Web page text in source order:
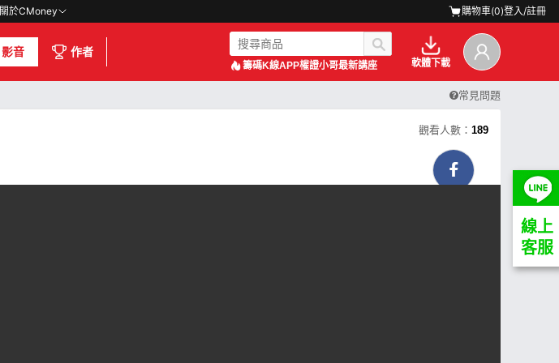
關於CMoney 購物車(0)登入/註冊
影音 作者
籌碼K線APP權證小哥最新講座 軟體下載
常見問題
線上
客服
觀看人數： 189